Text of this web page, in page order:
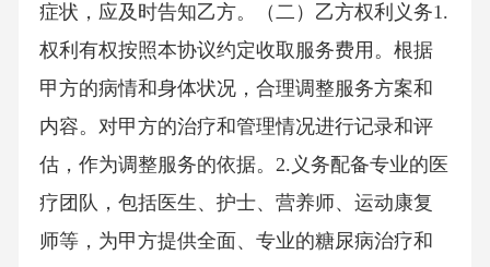
症状，应及时告知乙方。（二）乙方权利义务1.
权利有权按照本协议约定收取服务费用。根据
甲方的病情和身体状况，合理调整服务方案和
内容。对甲方的治疗和管理情况进行记录和评
估，作为调整服务的依据。2.义务配备专业的医
疗团队，包括医生、护士、营养师、运动康复
师等，为甲方提供全面、专业的糖尿病治疗和